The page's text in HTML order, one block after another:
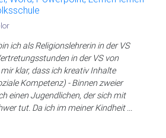
ich als Religionslehrerin in der VS
in der VS von
klar, dass ich kreativ Inhalte
Kompetenz) - Binnen zweier
einen Jugendlichen, der sich mit
tut. Da ich im meiner Kindheit ...